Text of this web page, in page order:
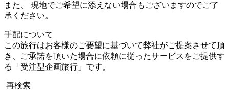
また、 現地でご希望に添えない場合もございますのでご了
承ください。
手配について
この旅行はお客様のご要望に基づいて弊社がご提案させて頂
き、ご承諾を頂いた場合に依頼に従ったサービスをご提供す
る「受注型企画旅行」です。
再検索